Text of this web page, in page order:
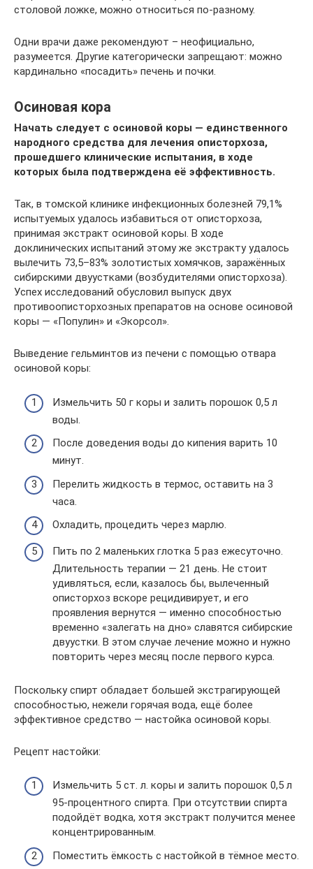
столовой ложке, можно относиться по-разному.
Одни врачи даже рекомендуют – неофициально,
разумеется. Другие категорически запрещают: можно
кардинально «посадить» печень и почки.
Осиновая кора
Начать следует с осиновой коры — единственного
народного средства для лечения описторхоза,
прошедшего клинические испытания, в ходе
которых была подтверждена её эффективность.
Так, в томской клинике инфекционных болезней 79,1%
испытуемых удалось избавиться от описторхоза,
принимая экстракт осиновой коры. В ходе
доклинических испытаний этому же экстракту удалось
вылечить 73,5–83% золотистых хомячков, заражённых
сибирскими двуустками (возбудителями описторхоза).
Успех исследований обусловил выпуск двух
противоописторхозных препаратов на основе осиновой
коры — «Популин» и «Экорсол».
Выведение гельминтов из печени с помощью отвара
осиновой коры:
Измельчить 50 г коры и залить порошок 0,5 л
воды.
После доведения воды до кипения варить 10
минут.
Перелить жидкость в термос, оставить на 3
часа.
Охладить, процедить через марлю.
Пить по 2 маленьких глотка 5 раз ежесуточно.
Длительность терапии — 21 день. Не стоит
удивляться, если, казалось бы, вылеченный
описторхоз вскоре рецидивирует, и его
проявления вернутся — именно способностью
временно «залегать на дно» славятся сибирские
двуустки. В этом случае лечение можно и нужно
повторить через месяц после первого курса.
Поскольку спирт обладает большей экстрагирующей
способностью, нежели горячая вода, ещё более
эффективное средство — настойка осиновой коры.
Рецепт настойки:
Измельчить 5 ст. л. коры и залить порошок 0,5 л
95-процентного спирта. При отсутствии спирта
подойдёт водка, хотя экстракт получится менее
концентрированным.
Поместить ёмкость с настойкой в тёмное место.